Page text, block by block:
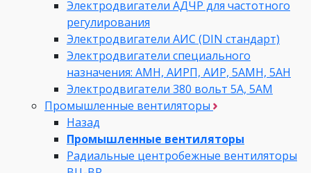
Электродвигатели АДЧР для частотного
регулирования
Электродвигатели АИС (DIN стандарт)
Электродвигатели специального
назначения: АМН, АИРП, АИР, 5АМН, 5АН
Электродвигатели 380 вольт 5А, 5АМ
Промышленные вентиляторы
Назад
Промышленные вентиляторы
Радиальные центробежные вентиляторы